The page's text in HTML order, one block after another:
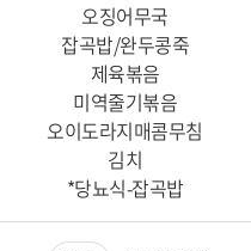
오징어무국
잡곡밥/완두콩죽
제육볶음
미역줄기볶음
오이도라지매콤무침
김치
*당뇨식-잡곡밥